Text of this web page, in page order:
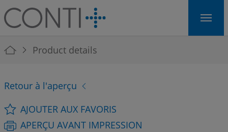
Skip to main navigation
Skip to main content
Skip to page footer
You are here:
Product details
Retour à l'aperçu
AJOUTER AUX FAVORIS
APERÇU AVANT IMPRESSION